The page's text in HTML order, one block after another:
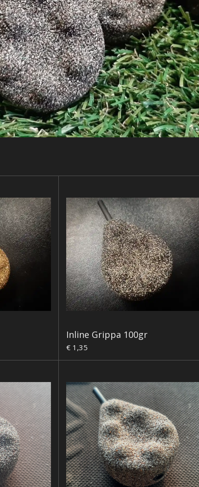
Inline Grippa 100gr
€ 1,35